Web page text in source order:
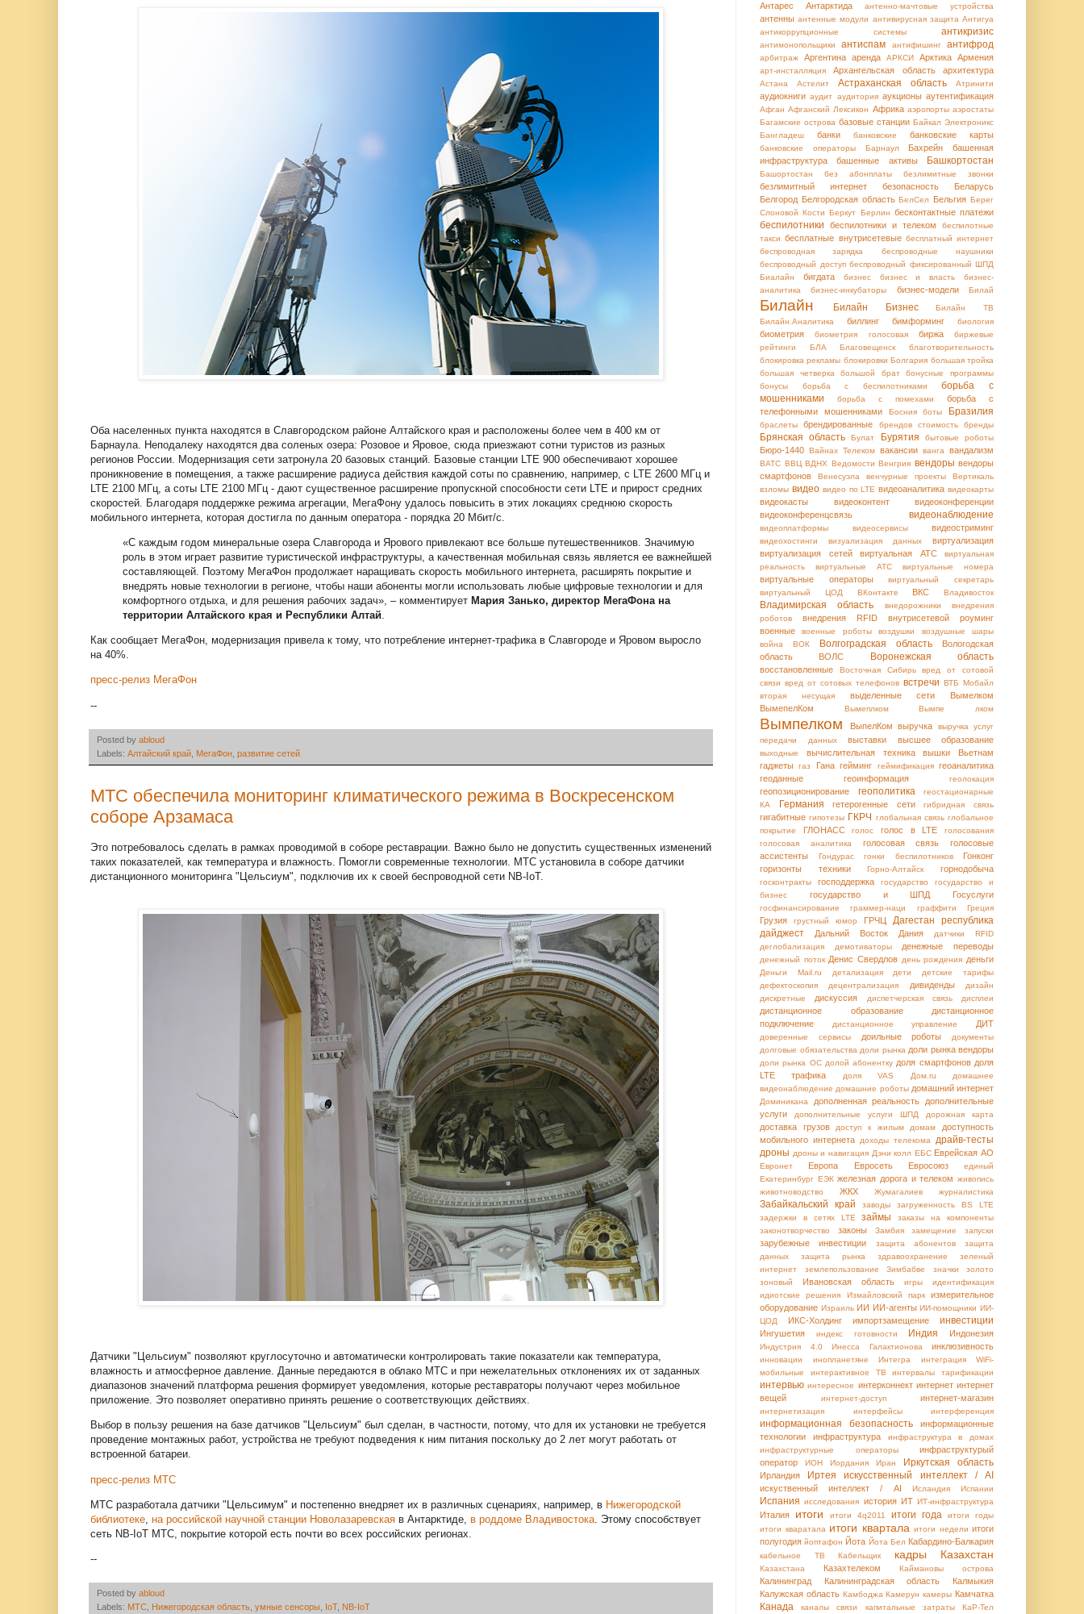
Оба населенных пункта находятся в Славгородском районе Алтайского края и расположены более чем в 400 км от
Барнаула. Неподалеку находятся два соленых озера: Розовое и Яровое, сюда приезжают сотни туристов из разных
регионов России. Модернизация сети затронула 20 базовых станций. Базовые станции LTE 900 обеспечивают хорошее
проникновение в помещения, а также расширение радиуса действия каждой соты по сравнению, например, с LTE 2600 МГц и
LTE 2100 МГц, а соты LTE 2100 МГц - дают существенное расширение пропускной способности сети LTE и прирост средних
скоростей. Благодаря поддержке режима агрегации, МегаФону удалось повысить в этих локациях среднюю скорость
мобильного интернета, которая достигла по данным оператора - порядка 20 Мбит/с.
«С каждым годом минеральные озера Славгорода и Ярового привлекают все больше путешественников. Значимую
роль в этом играет развитие туристической инфраструктуры, а качественная мобильная связь является ее важнейшей
составляющей. Поэтому МегаФон продолжает наращивать скорость мобильного интернета, расширять покрытие и
внедрять новые технологии в регионе, чтобы наши абоненты могли использовать любые цифровые технологии и для
комфортного отдыха, и для решения рабочих задач», – комментирует Мария Занько, директор МегаФона на
территории Алтайского края и Республики Алтай.
Как сообщает МегаФон, модернизация привела к тому, что потребление интернет-трафика в Славгороде и Яровом выросло
на 40%.
пресс-релиз МегаФон
--
Posted by abloud
Labels: Алтайский край МегаФон развитие сетей
МТС обеспечила мониторинг климатического режима в Воскресенском
соборе Арзамаса
Это потребовалось сделать в рамках проводимой в соборе реставрации. Важно было не допустить существенных изменений
таких показателей, как температура и влажность. Помогли современные технологии. МТС установила в соборе датчики
дистанционного мониторинга "Цельсиум", подключив их к своей беспроводной сети NB-IoT.
Датчики "Цельсиум" позволяют круглосуточно и автоматически контролировать такие показатели как температура,
влажность и атмосферное давление. Данные передаются в облако МТС и при нежелательных отклонениях их от заданных
диапазонов значений платформа решения формирует уведомления, которые реставраторы получают через мобильное
приложение. Это позволяет оперативно принять решение о соответствующих действиях.
Выбор в пользу решения на базе датчиков "Цельсиум" был сделан, в частности, потому, что для их установки не требуется
проведение монтажных работ, устройства не требуют подведения к ним питания поскольку до 2 лет могут работать от
встроенной батареи.
пресс-релиз МТС
МТС разработала датчики "Цельсимум" и постепенно внедряет их в различных сценариях, например, в Нижегородской
библиотеке на российской научной станции Новолазаревская в Антарктиде, в роддоме Владивостока . Этому способствует
сеть NB-IoT МТС, покрытие которой есть почти во всех российских регионах.
--
Posted by abloud
Labels: МТС Нижегородская область умные сенсоры IoT, NB-IoT
Антарес
Антарктида антенно-мачтовые устройства
антенны антенные модули антивирусная защита Антигуа
антикоррупционные системы
антикризис
антимонопольщики антиспам антифишинг антифрод
арбитраж Аргентина аренда АРКСИ Арктика Армения
арт-инсталляция Архангельская область архитектура
Астана Астелит Астраханская область Атринити
аудиокниги аудит аудитория аукционы аутентификация
Афган Афганский Лексикон Африка аэропорты аэростаты
Багамские острова базовые станции Байкал Электроникс
Бангладеш
банки банковские банковские карты
банковские операторы Барнаул Бахрейн
башенная
инфраструктура
башенные активы Башкортостан
Башортостан без абонплаты безлимитные звонки
безлимитный интернет безопасность
Беларусь
Белгород Белгородская область БелСел Бельгия Берег
Слоновой Кости Беркут Берлин бесконтактные платежи
беспилотники беспилотники и телеком
беспилотные
такси бесплатные внутрисетевые бесплатный интернет
беспроводная зарядка
беспроводные наушники
беспроводный доступ беспроводный фиксированный ШПД
Биалайн
бигдата бизнес бизнес и власть
бизнес-
аналитика
бизнес-инкубаторы бизнес-модели Билай
Билайн Билайн Бизнес
Билайн ТВ
Билайн.Аналитика
биллинг бимформинг биология
биометрия биометрия голосовая биржа
биржевые
рейтинги
БЛА Благовещенск
благотворительность
блокировка рекламы блокировки Болгария большая тройка
большая четверка
большой брат
бонусные программы
бонусы
борьба с беспилотниками
борьба с
мошенниками
борьба с помехами
борьба с
телефонными мошенниками
Босния боты Бразилия
браслеты брендированные брендов стоимость бренды
Брянская область Булат Бурятия бытовые роботы
Бюро-1440 Вайнах Телеком вакансии ванга вандализм
ВАТС ВВЦ ВДНХ Ведомости Венгрия вендоры вендоры
смартфонов
Венесуэла венчурные проекты
Вертикаль
взломы видео видео по LTE видеоаналитика видеокарты
видеокасты видеоконтент
видеоконференции
видеоконференцсвязь
видеонаблюдение
видеоплатформы видеосервисы видеостриминг
видеохостинги визуализация данных
виртуализация
виртуализация сетей
виртуальная АТС
виртуальная
реальность
виртуальные АТС виртуальные номера
виртуальные операторы
виртуальный секретарь
виртуальный ЦОД
ВКонтакте ВКС Владивосток
Владимирская область внедорожники
внедрения
роботов
внедрения RFID
внутрисетевой роуминг
военные
военные роботы воздушки
воздушные шары
война
ВОК Волгоградская область
Вологодская
область
ВОЛС Воронежская область
восстановленные Восточная Сибирь
вред от сотовой
связи вред от сотовых телефонов встречи ВТБ Мобайл
вторая несущая
выделенные сети
Вымелком
ВымепелКом
Вымеплком Вымпе лком
Вымпелком ВыпелКом выручка
выручка услуг
передачи данных
выставки высшее образование
выходные вычислительная техника вышки
Вьетнам
гаджеты газ Гана гейминг геймификация геоаналитика
геоданные
геоинформация геолокация
геопозиционирование геополитика
геостационарные
КА
Германия гетерогенные сети гибридная связь
гигабитные гипотезы ГКРЧ глобальная связь глобальное
покрытие
ГЛОНАСС голос голос в LTE
голосования
голосовая аналитика
голосовая связь
голосовые
ассистенты
Гондурас гонки беспилотников
Гонконг
горизонты техники
Горно-Алтайск горнодобыча
госконтракты господдержка государство
государство и
бизнес
государство и ШПД Госуслуги
госфинансирование граммер-наци граффити Греция
Грузия грустный юмор ГРЧЦ
Дагестан республика
дайджест
Дальний Восток Дания
датчики RFID
деглобализация
демотиваторы денежные переводы
денежный поток Денис Свердлов день рождения деньги
Деньги Mail.ru детализация дети
детские тарифы
дефектоскопия
децентрализация дивиденды
дизайн
дискретные
дискуссия диспетчерская связь дисплеи
дистанционное образование
дистанционное
подключение
дистанционное управление ДИТ
доверенные сервисы доильные роботы
документы
долговые обязательства доли рынка доли рынка вендоры
доли рынка ОС долой абонентку доля смартфонов доля
LTE трафика
доля VAS Дом.ru
домашнее
видеонаблюдение домашние роботы домашний интернет
Доминикана дополненная реальность
дополнительные
услуги
дополнительные услуги ШПД дорожная карта
доставка грузов доступ к жилым домам
доступность
мобильного интернета
доходы телекома
драйв-тесты
дроны дроны и навигация Дэни колл ЕБС Еврейская АО
Евронет Европа Евросеть Евросоюз
единый
Екатеринбург ЕЭК железная дорога и телеком живопись
животноводство
ЖКХ Жумагалиев журналистика
Забайкальский край заводы
загруженность BS LTE
задержки в сетях LTE
займы
заказы на компоненты
законотворчество
законы Замбия замещение запуски
зарубежные инвестиции защита абонентов
защита
данных
защита рынка здравоохранение
зеленый
интернет
землепользование Зимбабве значки
золото
зоновый
Ивановская область игры
идентификация
идиотские решения
Измайловский парк
измерительное
оборудование Израиль ИИ ИИ-агенты ИИ-помощники ИИ-
ЦОД
ИКС-Холдинг импортзамещение инвестиции
Ингушетия индекс готовности Индия Индонезия
Индустрия 4.0 Инесса Галактионова инклюзивность
инновации инопланетяне Интегра
интеграция WiFi-
мобильные
интерактивное ТВ интервалы тарификации
интервью интересное интерконнект интернет интернет
вещей
интернет-доступ интернет-магазин
интернетизация интерфейсы интерференция
информационная безопасность
информационные
технологии
инфраструктура
инфраструктура в домах
инфраструктурные операторы
инфраструктурый
оператор
ИОН Иордания Иран Иркутская область
Ирландия Иртея искусственный интеллект / AI
искуственный интеллект / AI Исландия Испании
Испания исследования история ИТ ИТ-инфраструктура
Италия итоги итоги 4q2011 итоги года
итоги годы
итоги кваратала итоги квартала итоги недели итоги
полугодия йоптафон Йота Йота Бел Кабардино-Балкария
кабельное ТВ Кабельщик кадры Казахстан
Казахстана Казахтелеком Каймановы острова
Калининград Калининградская область
Калмыкия
Калужская область Камбоджа Камерун камеры Камчатка
Канада каналы связи капитальные затраты КаР-Тел